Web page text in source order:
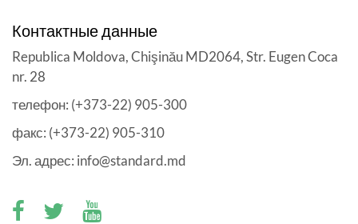
Контактные данные
Republica Moldova, Chişinău MD2064, Str. Eugen Coca
nr. 28
телефон: (+373-22) 905-300
факс: (+373-22) 905-310
Эл. адрес: info@standard.md